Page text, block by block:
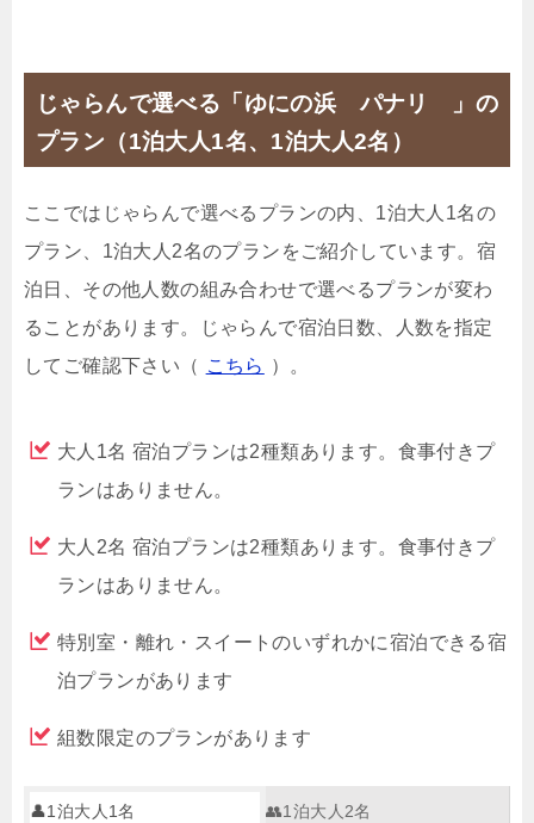
じゃらんで選べる「ゆにの浜 パナリ 」の
プラン（1泊大人1名、1泊大人2名）
ここではじゃらんで選べるプランの内、1泊大人1名の
プラン、1泊大人2名のプランをご紹介しています。宿
泊日、その他人数の組み合わせで選べるプランが変わ
ることがあります。じゃらんで宿泊日数、人数を指定
してご確認下さい（ こちら ）。
大人1名 宿泊プランは2種類あります。食事付きプ
ランはありません。
大人2名 宿泊プランは2種類あります。食事付きプ
ランはありません。
特別室・離れ・スイートのいずれかに宿泊できる宿
泊プランがあります
組数限定のプランがあります
👤1泊大人1名 👥1泊大人2名